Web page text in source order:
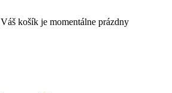
Váš košík je momentálne prázdny